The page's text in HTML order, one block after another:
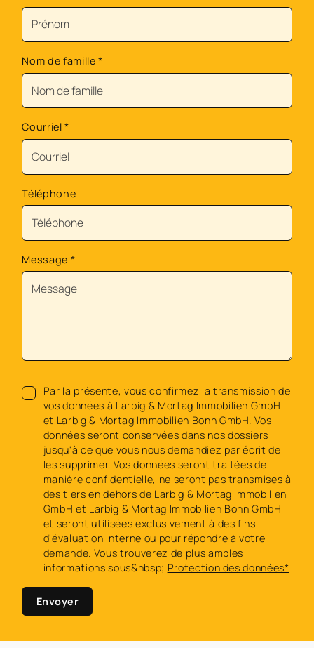
Nom de famille*
Courriel*
Téléphone
Message *
Par la présente, vous confirmez la transmission de
vos données à Larbig & Mortag Immobilien GmbH
et Larbig & Mortag Immobilien Bonn GmbH. Vos
données seront conservées dans nos dossiers
jusqu'à ce que vous nous demandiez par écrit de
les supprimer. Vos données seront traitées de
manière confidentielle, ne seront pas transmises à
des tiers en dehors de Larbig & Mortag Immobilien
GmbH et Larbig & Mortag Immobilien Bonn GmbH
et seront utilisées exclusivement à des fins
d'évaluation interne ou pour répondre à votre
demande. Vous trouverez de plus amples
informations sous&nbsp; Protection des données*
Envoyer